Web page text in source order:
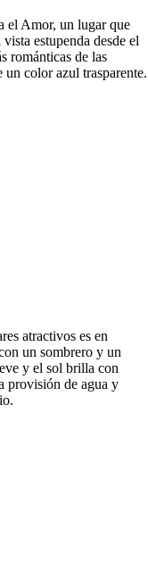
el Amor, un lugar que
estupenda desde el
románticas de las
un color azul trasparente.
atractivos es en
un sombrero y un
y el sol brilla con
provisión de agua y